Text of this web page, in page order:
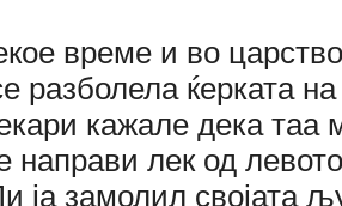
време и во
разболела ќерката
кажале дека таа
направи лек од
ја замолил својата